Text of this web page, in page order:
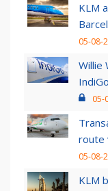
KLM
05-08-
Willie
05-
route
05-08-
KLM